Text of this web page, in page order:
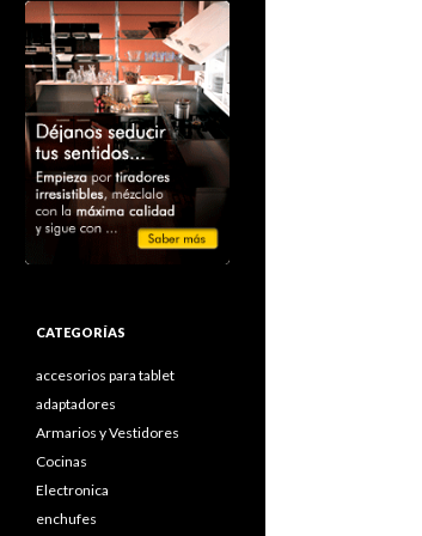
CATEGORÍAS
accesorios para tablet
adaptadores
Armarios y Vestidores
Cocinas
Electronica
enchufes